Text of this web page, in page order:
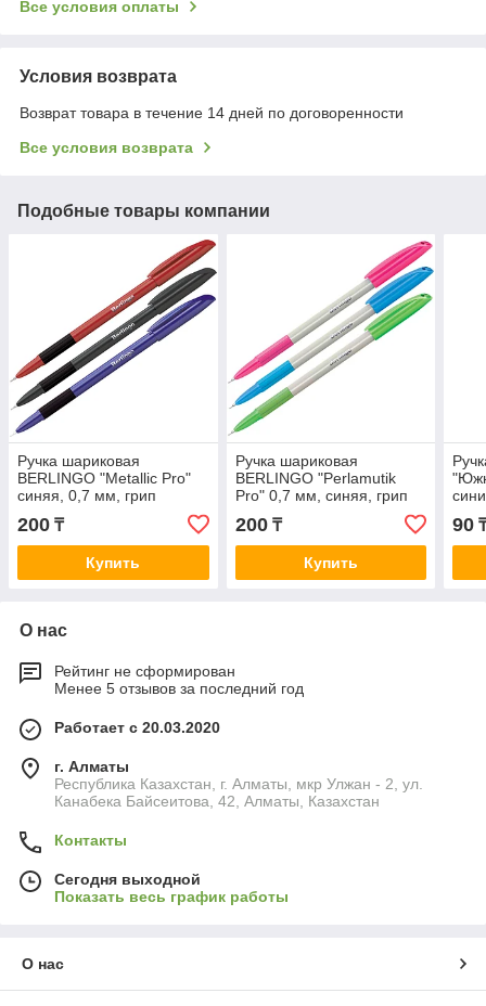
Все условия оплаты
Условия возврата
Возврат товара в течение 14 дней по договоренности
Все условия возврата
Подобные товары компании
Ручка шариковая
BERLINGO "Metallic Pro"
синяя, 0,7 мм, грип
200 ₸
Купить
Ручка шариковая
BERLINGO "Perlamutik
Pro" 0,7 мм, синяя, грип
200₸
Купить
90
О нас
Рейтинг не сформирован
Менее 5 отзывов за последний год
Работает с 20.03.2020
г. Алматы
Республика Казахстан, г. Алматы, мкр Улжан - 2, ул.
Канабека Байсеитова, 42, Алматы, Казахстан
Контакты
Сегодня выходной
Показать весь график работы
О нас